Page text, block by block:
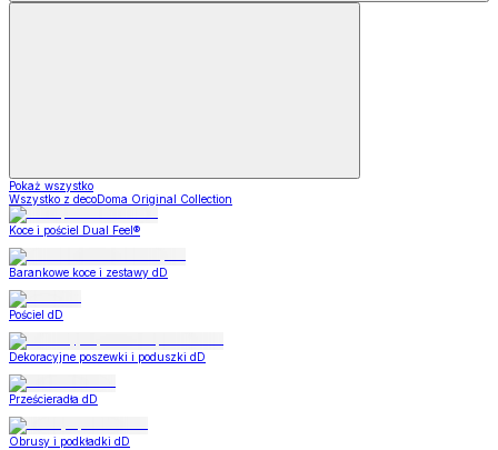
Pokaż wszystko
Wszystko z decoDoma Original Collection
Koce i pościel Dual Feel®
Barankowe koce i zestawy dD
Pościel dD
Dekoracyjne poszewki i poduszki dD
Prześcieradła dD
Obrusy i podkładki dD